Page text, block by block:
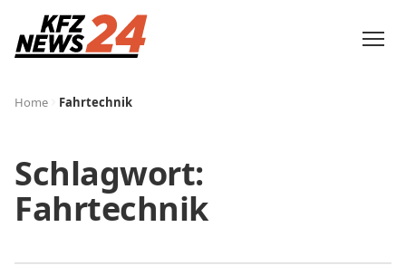
Home Fahrtechnik
Schlagwort:
Fahrtechnik